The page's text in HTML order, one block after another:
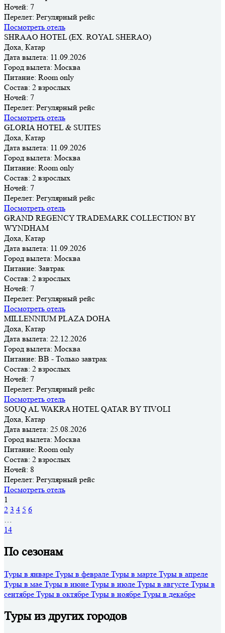
Ночей: 7
Перелет: Регулярный рейс
Посмотреть отель
SHRAAO HOTEL (EX. ROYAL SHERAO)
Доха, Катар
Дата вылета: 11.09.2026
Город вылета: Москва
Питание: Room only
Состав: 2 взрослых
Ночей: 7
Перелет: Регулярный рейс
Посмотреть отель
GLORIA HOTEL & SUITES
Доха, Катар
Дата вылета: 11.09.2026
Город вылета: Москва
Питание: Room only
Состав: 2 взрослых
Ночей: 7
Перелет: Регулярный рейс
Посмотреть отель
GRAND REGENCY TRADEMARK COLLECTION BY
WYNDHAM
Доха, Катар
Дата вылета: 11.09.2026
Город вылета: Москва
Питание: Завтрак
Состав: 2 взрослых
Ночей: 7
Перелет: Регулярный рейс
Посмотреть отель
MILLENNIUM PLAZA DOHA
Доха, Катар
Дата вылета: 22.12.2026
Город вылета: Москва
Питание: BB - Только завтрак
Состав: 2 взрослых
Ночей: 7
Перелет: Регулярный рейс
Посмотреть отель
SOUQ AL WAKRA HOTEL QATAR BY TIVOLI
Доха, Катар
Дата вылета: 25.08.2026
Город вылета: Москва
Питание: Room only
Состав: 2 взрослых
Ночей: 8
Перелет: Регулярный рейс
Посмотреть отель
1
2 3 4 5 6
…
14
По сезонам
Туры в январе Туры в феврале Туры в марте Туры в апреле
Туры в мае Туры в июне Туры в июле Туры в августе Туры в
сентябре Туры в октябре Туры в ноябре Туры в декабре
Туры из других городов